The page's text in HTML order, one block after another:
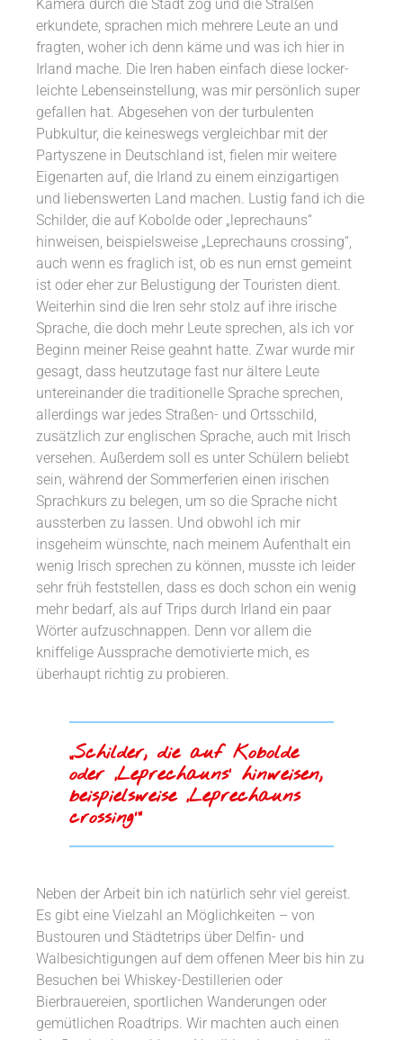
Kamera durch die Stadt zog und die Straßen
erkundete, sprachen mich mehrere Leute an und
fragten, woher ich denn käme und was ich hier in
Irland mache. Die Iren haben einfach diese locker-
leichte Lebenseinstellung, was mir persönlich super
gefallen hat. Abgesehen von der turbulenten
Pubkultur, die keineswegs vergleichbar mit der
Partyszene in Deutschland ist, fielen mir weitere
Eigenarten auf, die Irland zu einem einzigartigen
und liebenswerten Land machen. Lustig fand ich die
Schilder, die auf Kobolde oder „leprechauns“
hinweisen, beispielsweise „Leprechauns crossing“,
auch wenn es fraglich ist, ob es nun ernst gemeint
ist oder eher zur Belustigung der Touristen dient.
Weiterhin sind die Iren sehr stolz auf ihre irische
Sprache, die doch mehr Leute sprechen, als ich vor
Beginn meiner Reise geahnt hatte. Zwar wurde mir
gesagt, dass heutzutage fast nur ältere Leute
untereinander die traditionelle Sprache sprechen,
allerdings war jedes Straßen- und Ortsschild,
zusätzlich zur englischen Sprache, auch mit Irisch
versehen. Außerdem soll es unter Schülern beliebt
sein, während der Sommerferien einen irischen
Sprachkurs zu belegen, um so die Sprache nicht
aussterben zu lassen. Und obwohl ich mir
insgeheim wünschte, nach meinem Aufenthalt ein
wenig Irisch sprechen zu können, musste ich leider
sehr früh feststellen, dass es doch schon ein wenig
mehr bedarf, als auf Trips durch Irland ein paar
Wörter aufzuschnappen. Denn vor allem die
kniffelige Aussprache demotivierte mich, es
überhaupt richtig zu probieren.
„Schilder, die auf Kobolde
oder ‚Leprechauns‘ hinweisen,
beispielsweise ‚Leprechauns
crossing’“
Neben der Arbeit bin ich natürlich sehr viel gereist.
Es gibt eine Vielzahl an Möglichkeiten – von
Bustouren und Städtetrips über Delfin- und
Walbesichtigungen auf dem offenen Meer bis hin zu
Besuchen bei Whiskey-Destillerien oder
Bierbrauereien, sportlichen Wanderungen oder
gemütlichen Roadtrips. Wir machten auch einen